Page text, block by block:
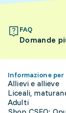
FAQ
Domande
Informazione per
Allievi e allieve
Liceali,
Adulti